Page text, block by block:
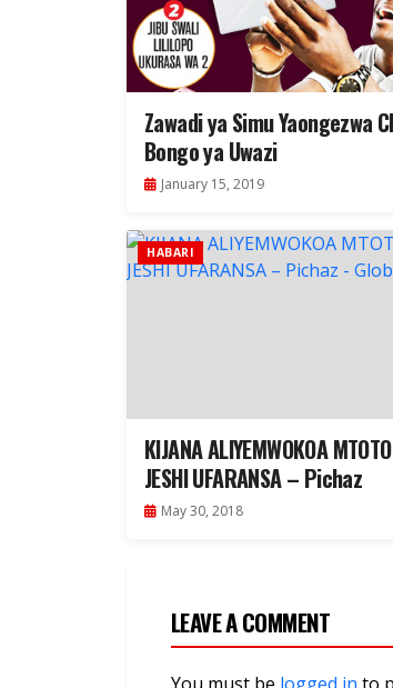
Zawadi ya Simu Yaongezwa
Bongo ya Uwazi
January 15, 2019
HABARI
KIJANA ALIYEMWOKOA
JESHI UFARANSA – Pichaz
May 30, 2018
LEAVE A COMMENT